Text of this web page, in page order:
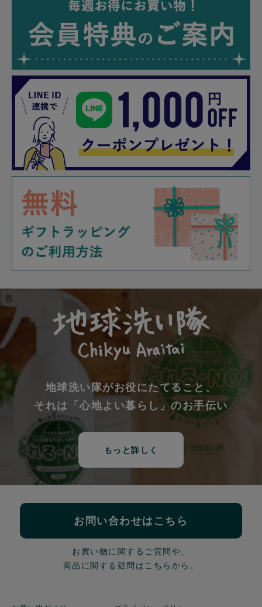
地球洗い隊がお役にたてること、
それは「心地よい暮らし」のお手伝い
もっと詳しく
お問い合わせはこちら
お買い物に関するご質問や、
商品に関する疑問はこちらから。